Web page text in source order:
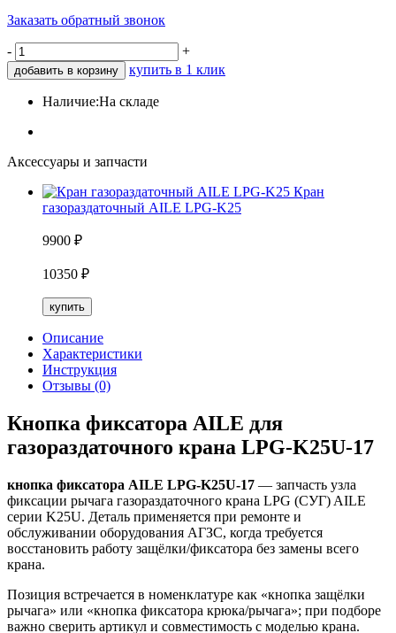
Заказать обратный звонок
- +
добавить в корзину купить в 1 клик
Наличие:На складе
Аксессуары и запчасти
Кран
газораздаточный AILE LPG-K25
9900 ₽
10350 ₽
купить
Описание
Характеристики
Инструкция
Отзывы (0)
Кнопка фиксатора AILE для
газораздаточного крана LPG-K25U-17
кнопка фиксатора AILE LPG-K25U-17 — запчасть узла
фиксации рычага газораздаточного крана LPG (СУГ) AILE
серии K25U. Деталь применяется при ремонте и
обслуживании оборудования АГЗС, когда требуется
восстановить работу защёлки/фиксатора без замены всего
крана.
Позиция встречается в номенклатуре как «кнопка защёлки
рычага» или «кнопка фиксатора крюка/рычага»; при подборе
важно сверить артикул и совместимость с моделью крана.